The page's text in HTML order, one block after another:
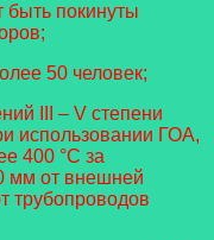
быть покинуты
50 человек;
III – V степени
использовании ГОА,
400 °C за
мм от внешней
трубопроводов